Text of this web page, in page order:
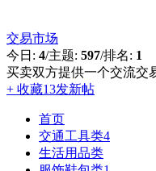
交易市场
今日: 4/主题: 597/排名: 1
买卖双方提供一个交流交
+ 收藏13发新帖
首页
交通工具类4
生活用品类